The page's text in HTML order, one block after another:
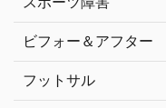
ビフォー＆アフター
フットサル